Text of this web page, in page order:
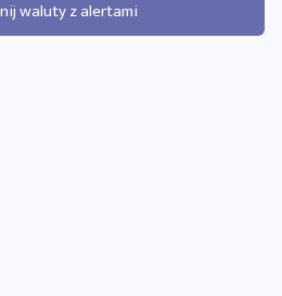
waluty z alertami